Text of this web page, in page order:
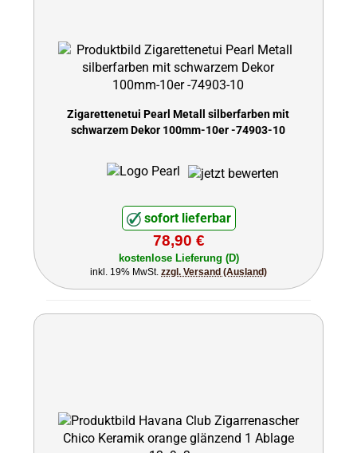
Zigarettenetui Pearl Metall silberfarben mit
schwarzem Dekor 100mm-10er -74903-10
sofort lieferbar
78,90 €
kostenlose Lieferung (D)
inkl. 19% MwSt. zzgl. Versand (Ausland)